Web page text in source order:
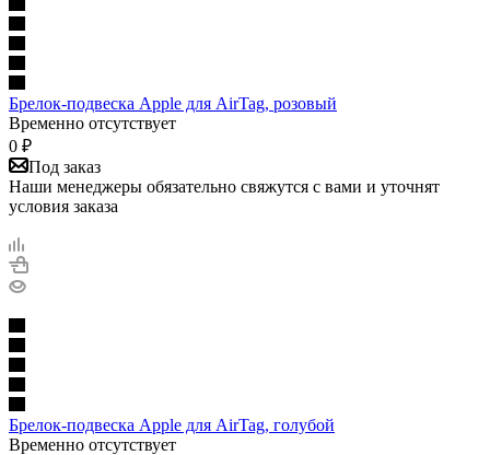
Брелок-подвеска Apple для AirTag, розовый
Временно отсутствует
0 ₽
Под заказ
Наши менеджеры обязательно свяжутся с вами и уточнят
условия заказа
Брелок-подвеска Apple для AirTag, голубой
Временно отсутствует